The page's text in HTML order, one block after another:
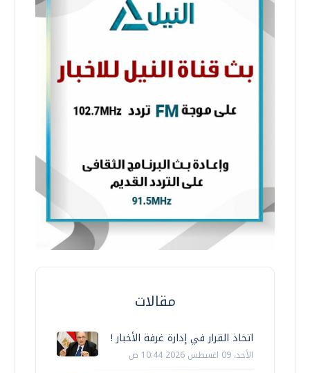
مقالات
اتخاذ القرار في إدارة غرفة الأخبار !
الأحد، 09 اغسطس 2026 10:44 ص